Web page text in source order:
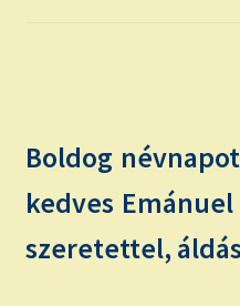
ÍRJ NEKEM!
IRATKOZZ FEL A VIDEÓ
TAROT ELEMZÉS
Boldog
kedves
szeretettel,